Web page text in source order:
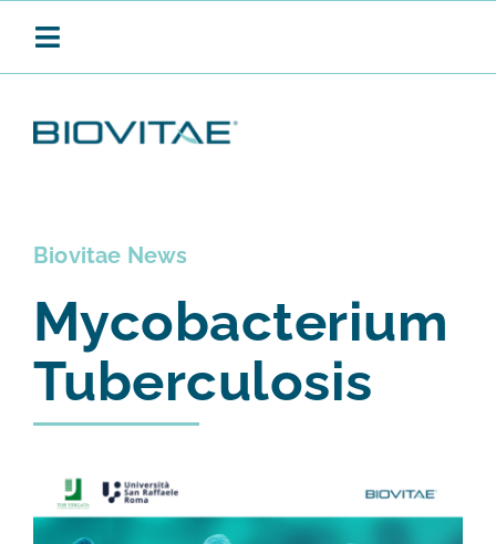
Toggle
SANIFICAZIONE CONTINUA
PRODOTTI
APPLICAZIONI
TEST E STUDI
Biovitae News
Mycobacterium
Tuberculosis